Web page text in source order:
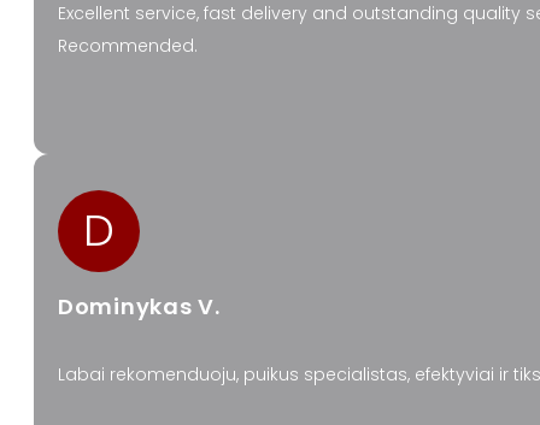
Excellent service, fast delivery and outstanding quality
Recommended.
D
Dominykas V.
Labai rekomenduoju, puikus specialistas, efektyviai ir